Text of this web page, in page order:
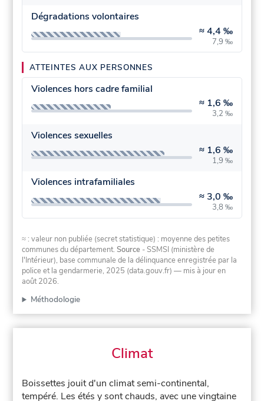
Dégradations volontaires
≈4,4 ‰
7,9 ‰
ATTEINTES AUX PERSONNES
Violences hors cadre familial
≈ 1,6 ‰
3,2 ‰
Violences sexuelles
≈ 1,6 ‰
1,9 ‰
Violences intrafamiliales
≈ 3,0 ‰
3,8 ‰
≈ : valeur non publiée (secret statistique) : moyenne des petites
communes du département.Source - SSMSI (ministère de
l'Intérieur), base communale de la délinquance enregistrée par la
police et la gendarmerie, 2025 (data.gouv.fr) — mis à jour en
août 2026.
Méthodologie
Climat
Boissettes jouit d'un climat semi-continental,
tempéré. Les étés y sont chauds, avec une vingtaine